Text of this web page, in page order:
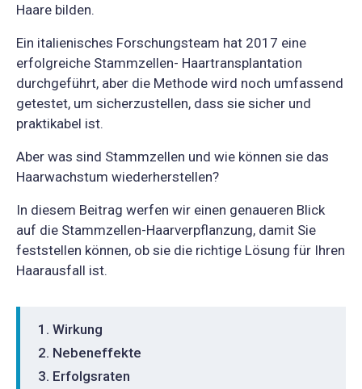
Haare bilden.
Ein italienisches Forschungsteam hat 2017 eine
erfolgreiche Stammzellen- Haartransplantation
durchgeführt, aber die Methode wird noch umfassend
getestet, um sicherzustellen, dass sie sicher und
praktikabel ist.
Aber was sind Stammzellen und wie können sie das
Haarwachstum wiederherstellen?
In diesem Beitrag werfen wir einen genaueren Blick
auf die Stammzellen-Haarverpflanzung, damit Sie
feststellen können, ob sie die richtige Lösung für Ihren
Haarausfall ist.
Wirkung
Nebeneffekte
Erfolgsraten